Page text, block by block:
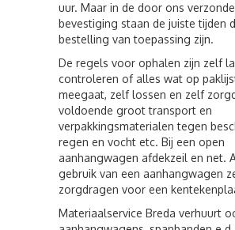
uur. Maar in de door ons
bevestiging staan de juiste tijden
bestelling van toepassing zijn.
De regels voor ophalen zijn zelf
controleren of alles wat op
meegaat, zelf lossen en zelf
voldoende groot transport en
verpakkingsmaterialen tegen
regen en vocht etc. Bij een open
aanhangwagen afdekzeil en net.
gebruik van een aanhangwagen
zorgdragen voor een
Materiaalservice Breda verhuurt